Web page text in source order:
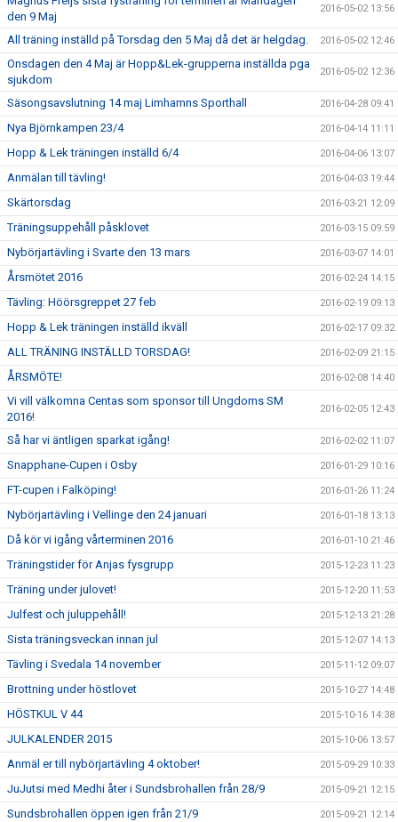
den 9 Maj
2016-05-02 13:56
All träning inställd på Torsdag den 5 Maj då det är helgdag. 2016-05-02 12:46
Onsdagen den 4 Maj är Hopp&Lek-grupperna inställda pga
sjukdom
2016-05-02 12:36
Säsongsavslutning 14 maj Limhamns Sporthall 2016-04-28 09:41
Nya Björnkampen 23/4 2016-04-14 11:11
Hopp & Lek träningen inställd 6/4 2016-04-06 13:07
Anmälan till tävling! 2016-04-03 19:44
Skärtorsdag 2016-03-21 12:09
Träningsuppehåll påsklovet 2016-03-15 09:59
Nybörjartävling i Svarte den 13 mars 2016-03-07 14:01
Årsmötet 2016 2016-02-24 14:15
Tävling: Höörsgreppet 27 feb 2016-02-19 09:13
Hopp & Lek träningen inställd ikväll 2016-02-17 09:32
ALL TRÄNING INSTÄLLD TORSDAG! 2016-02-09 21:15
ÅRSMÖTE! 2016-02-08 14:40
Vi vill välkomna Centas som sponsor till Ungdoms SM
2016!
2016-02-05 12:43
Så har vi äntligen sparkat igång! 2016-02-02 11:07
Snapphane-Cupen i Osby 2016-01-29 10:16
FT-cupen i Falköping! 2016-01-26 11:24
Nybörjartävling i Vellinge den 24 januari 2016-01-18 13:13
Då kör vi igång vårterminen 2016 2016-01-10 21:46
Träningstider för Anjas fysgrupp 2015-12-23 11:23
Träning under julovet! 2015-12-20 11:53
Julfest och juluppehåll! 2015-12-13 21:28
Sista träningsveckan innan jul 2015-12-07 14:13
Tävling i Svedala 14 november 2015-11-12 09:07
Brottning under höstlovet 2015-10-27 14:48
HÖSTKUL V 44 2015-10-16 14:38
JULKALENDER 2015 2015-10-06 13:57
Anmäl er till nybörjartävling 4 oktober! 2015-09-29 10:33
JuJutsi med Medhi åter i Sundsbrohallen från 28/9 2015-09-21 12:15
Sundsbrohallen öppen igen från 21/9 2015-09-21 12:14